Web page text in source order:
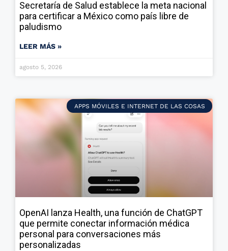
Secretaría de Salud establece la meta nacional
para certificar a México como país libre de
paludismo
LEER MÁS »
agosto 5, 2026
APPS MÓVILES E INTERNET DE LAS COSAS
OpenAI lanza Health, una función de ChatGPT
que permite conectar información médica
personal para conversaciones más
personalizadas